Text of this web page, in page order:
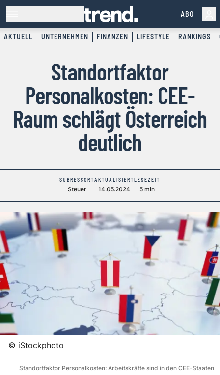
ABO
AKTUELL UNTERNEHMEN FINANZEN LIFESTYLE RANKINGS
Standortfaktor
Personalkosten: CEE-
Raum schlägt Österreich
deutlich
SUBRESSORT
Steuer
AKTUALISIERT
14.05.2024
LESEZEIT
5 min
© iStockphoto
Standortfaktor Personalkosten: Arbeitskräfte sind in den CEE-Staaten